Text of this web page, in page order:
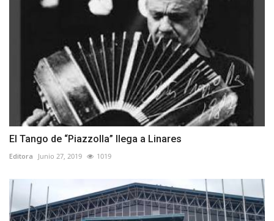
El Tango de “Piazzolla” llega a Linares
Editora Junio 27, 2019 1019